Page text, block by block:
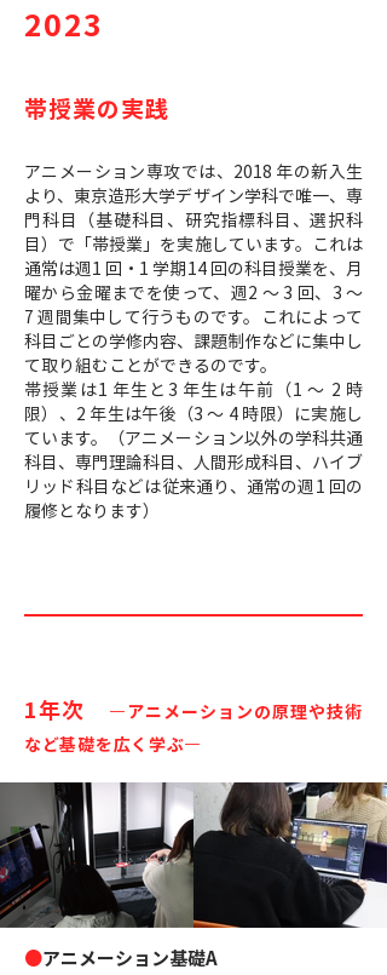
2023
帯授業の実践
アニメーション専攻では、2018 年の新入生
より、東京造形大学デザイン学科で唯一、専
門科目（基礎科目、研究指標科目、選択科
目）で「帯授業」を実施しています。これは
通常は週1 回・1 学期14 回の科目授業を、月
曜から金曜までを使って、週2 ～ 3 回、3 ～
7 週間集中して行うものです。これによって
科目ごとの学修内容、課題制作などに集中し
て取り組むことができるのです。
帯授業は1 年生と3 年生は午前（1 〜 2 時
限）、2 年生は午後（3 〜 4 時限）に実施し
ています。（アニメーション以外の学科共通
科目、専門理論科目、人間形成科目、ハイブ
リッド科目などは従来通り、通常の週1 回の
履修となります）
1年次
—アニメーションの原理や技術
など基礎を広く学ぶ—
●アニメーション基礎A